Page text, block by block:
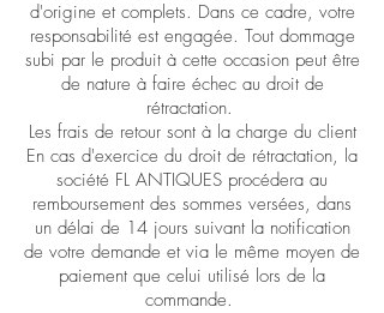
d'origine et complets. Dans ce cadre, votre
responsabilité est engagée. Tout dommage
subi par le produit à cette occasion peut être
de nature à faire échec au droit de
rétractation.
Les frais de retour sont à la charge du client
En cas d'exercice du droit de rétractation, la
société FL ANTIQUES procédera au
remboursement des sommes versées, dans
un délai de 14 jours suivant la notification
de votre demande et via le même moyen de
paiement que celui utilisé lors de la
commande.